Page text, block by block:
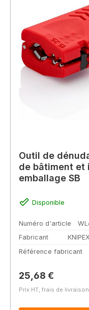
Outil de
de bâtiment et
emballage SB
Disponible
Numéro d'article
Fabricant
KNIPEX
Référence fabricant
Prix régulier :
25,68 €
Prix HT, frais de